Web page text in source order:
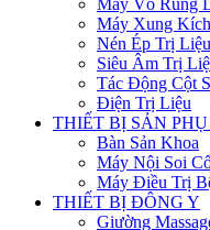
Máy Vỗ Rung
Máy Xung
Nén Ép Trị Liệu
Siêu Âm Trị
Tác Động Cột
Điện Trị Liệu
THIẾT BỊ SẢN
Bàn Sản Khoa
Máy Nội Soi
Máy Điều Trị
THIẾT BỊ ĐÔNG Y
Giường